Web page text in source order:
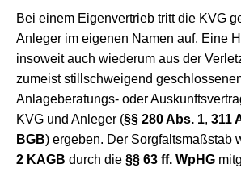
Bei einem Eigenvertrieb tritt die KVG
Anleger im eigenen Namen auf. Eine
insoweit auch wiederum aus der
zumeist stillschweigend
Anlageberatungs- oder
KVG und Anleger (§§ 280 Abs. 1, 311
BGB) ergeben. Der Sorgfaltsmaßstab
2 KAGB durch die §§ 63 ff. WpHG